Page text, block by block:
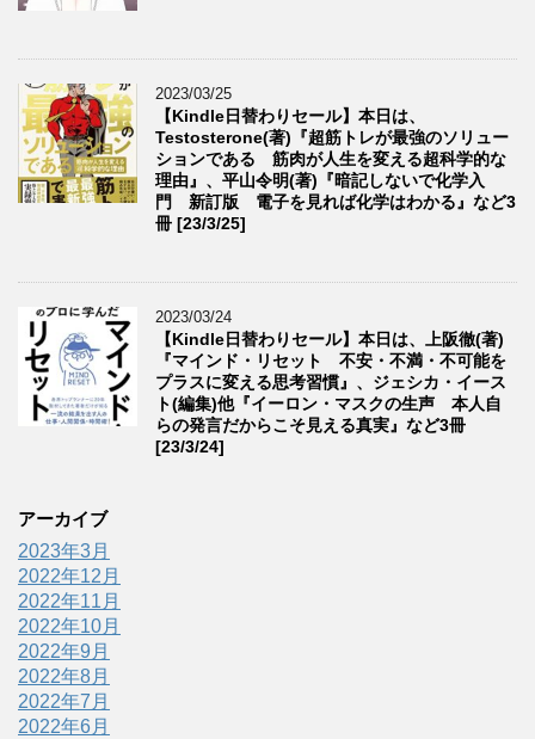
2023/03/25
【Kindle日替わりセール】本日は、
Testosterone(著)『超筋トレが最強のソリュー
ションである 筋肉が人生を変える超科学的な
理由』、平山令明(著)『暗記しないで化学入
門 新訂版 電子を見れば化学はわかる』など3
冊 [23/3/25]
2023/03/24
【Kindle日替わりセール】本日は、上阪徹(著)
『マインド・リセット 不安・不満・不可能を
プラスに変える思考習慣』、ジェシカ・イース
ト(編集)他『イーロン・マスクの生声 本人自
らの発言だからこそ見える真実』など3冊
[23/3/24]
アーカイブ
2023年3月
2022年12月
2022年11月
2022年10月
2022年9月
2022年8月
2022年7月
2022年6月